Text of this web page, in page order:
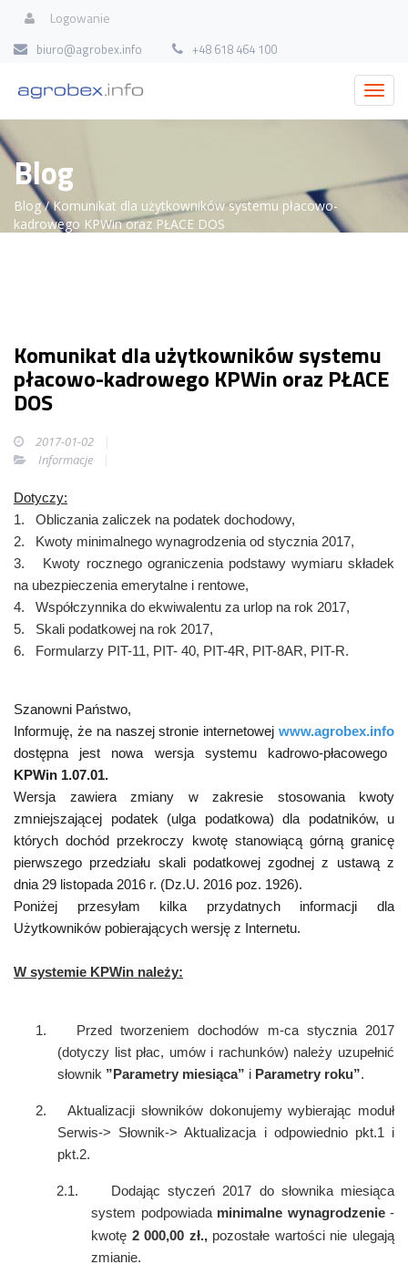
Logowanie
biuro@agrobex.info +48 618 464 100
Blog
Blog/ Komunikat dla użytkowników systemu płacowo-
kadrowego KPWin oraz PŁACE DOS
Komunikat dla użytkowników systemu
płacowo-kadrowego KPWin oraz PŁACE
DOS
2017-01-02
Informacje
Dotyczy:
1.
Obliczania zaliczek na podatek dochodowy,
2.
Kwoty minimalnego wynagrodzenia od stycznia 2017,
3.
Kwoty rocznego ograniczenia podstawy wymiaru składek
na ubezpieczenia emerytalne i rentowe,
4.
Współczynnika do ekwiwalentu za urlop na rok 2017,
5.
Skali podatkowej na rok 2017,
6.
Formularzy PIT-11, PIT- 40, PIT-4R, PIT-8AR, PIT-R.
Szanowni Państwo,
Informuję, że na naszej stronie internetowej www.agrobex.info
dostępna jest nowa wersja systemu kadrowo-płacowego
KPWin 1.07.01.
Wersja zawiera zmiany w zakresie stosowania kwoty
zmniejszającej podatek (ulga podatkowa) dla podatników, u
których dochód przekroczy kwotę stanowiącą górną granicę
pierwszego przedziału skali podatkowej zgodnej z ustawą z
dnia 29 listopada 2016 r. (Dz.U. 2016 poz. 1926).
Poniżej przesyłam kilka przydatnych informacji dla
Użytkowników pobierających wersję z Internetu.
W systemie KPWin należy:
1.
Przed tworzeniem dochodów m-ca stycznia 2017
(dotyczy list płac, umów i rachunków) należy uzupełnić
słownik ”Parametry miesiąca” i Parametry roku”.
2.
Aktualizacji słowników dokonujemy wybierając moduł
Serwis-> Słownik-> Aktualizacja i odpowiednio pkt.1 i
pkt.2.
2.1.
Dodając styczeń 2017 do słownika miesiąca
system podpowiada minimalne wynagrodzenie-
kwotę 2 000,00 zł., pozostałe wartości nie ulegają
zmianie.